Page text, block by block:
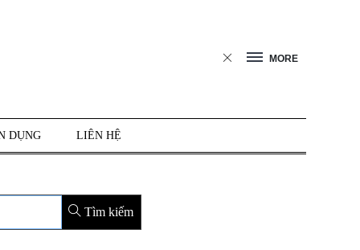
MORE
DỤNG LIÊN HỆ
Tìm kiếm